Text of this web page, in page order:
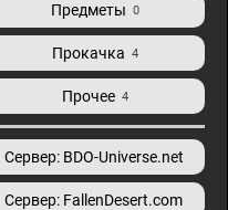
Предметы 0
Прокачка 4
Прочее 4
Сервер: BDO-Universe.net
Сервер: FallenDesert.com